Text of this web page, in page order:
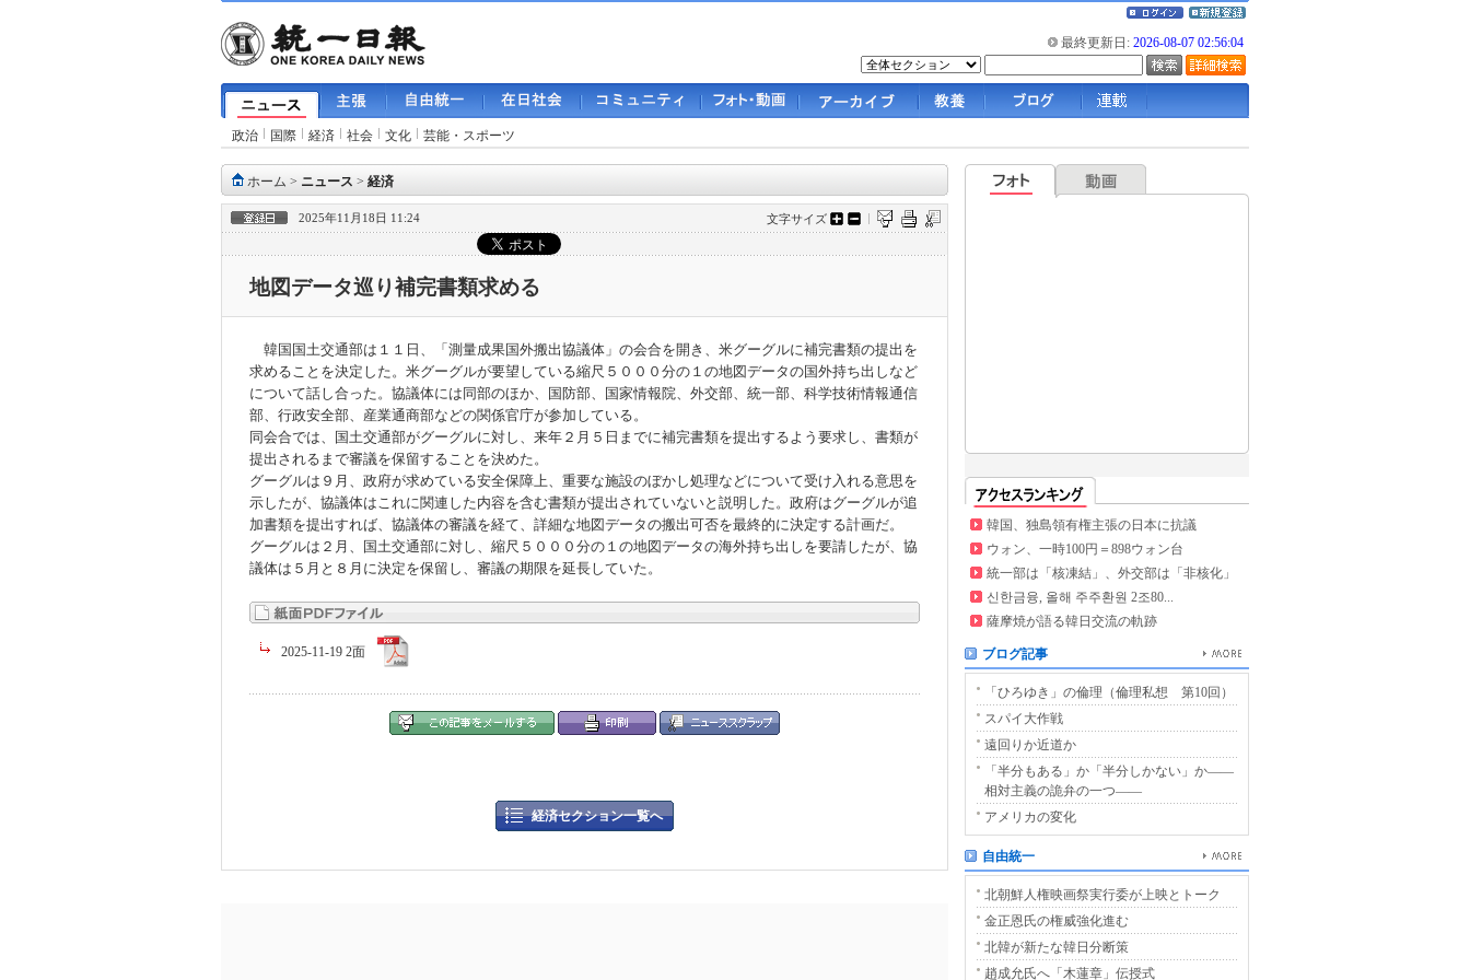
最終更新日: 2026-08-07 02:56:04
政治 国際 経済 社会 文化 芸能・スポーツ
ホーム > ニュース > 経済
2025年11月18日 11:24 文字サイズ
地図データ巡り補完書類求める
韓国国土交通部は１１日、「測量成果国外搬出協議体」の会合を開き、米グーグルに補完書類の提出を
求めることを決定した。米グーグルが要望している縮尺５０００分の１の地図データの国外持ち出しなど
について話し合った。協議体には同部のほか、国防部、国家情報院、外交部、統一部、科学技術情報通信
部、行政安全部、産業通商部などの関係官庁が参加している。
同会合では、国土交通部がグーグルに対し、来年２月５日までに補完書類を提出するよう要求し、書類が
提出されるまで審議を保留することを決めた。
グーグルは９月、政府が求めている安全保障上、重要な施設のぼかし処理などについて受け入れる意思を
示したが、協議体はこれに関連した内容を含む書類が提出されていないと説明した。政府はグーグルが追
加書類を提出すれば、協議体の審議を経て、詳細な地図データの搬出可否を最終的に決定する計画だ。
グーグルは２月、国土交通部に対し、縮尺５０００分の１の地図データの海外持ち出しを要請したが、協
議体は５月と８月に決定を保留し、審議の期限を延長していた。
2025-11-19 2面
経済セクション一覧へ
韓国、独島領有権主張の日本に抗議
ウォン、一時100円＝898ウォン台
統一部は「核凍結」、外交部は「非核化」
신한금융, 올해 주주환원 2조80...
薩摩焼が語る韓日交流の軌跡
ブログ記事
「ひろゆき」の倫理（倫理私想 第10回）
スパイ大作戦
遠回りか近道か
「半分もある」か「半分しかない」か――
相対主義の詭弁の一つ――
アメリカの変化
自由統一
北朝鮮人権映画祭実行委が上映とトーク
金正恩氏の権威強化進む
北韓が新たな韓日分断策
趙成允氏へ「木蓮章」伝授式